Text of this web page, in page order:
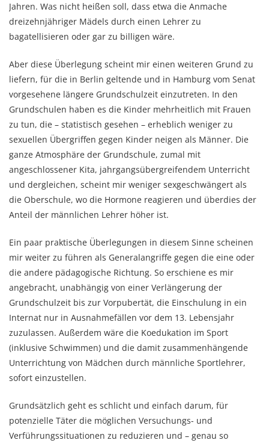
Jahren. Was nicht heißen soll, dass etwa die Anmache
dreizehnjähriger Mädels durch einen Lehrer zu
bagatellisieren oder gar zu billigen wäre.
Aber diese Überlegung scheint mir einen weiteren Grund zu
liefern, für die in Berlin geltende und in Hamburg vom Senat
vorgesehene längere Grundschulzeit einzutreten. In den
Grundschulen haben es die Kinder mehrheitlich mit Frauen
zu tun, die – statistisch gesehen – erheblich weniger zu
sexuellen Übergriffen gegen Kinder neigen als Männer. Die
ganze Atmosphäre der Grundschule, zumal mit
angeschlossener Kita, jahrgangsübergreifendem Unterricht
und dergleichen, scheint mir weniger sexgeschwängert als
die Oberschule, wo die Hormone reagieren und überdies der
Anteil der männlichen Lehrer höher ist.
Ein paar praktische Überlegungen in diesem Sinne scheinen
mir weiter zu führen als Generalangriffe gegen die eine oder
die andere pädagogische Richtung. So erschiene es mir
angebracht, unabhängig von einer Verlängerung der
Grundschulzeit bis zur Vorpubertät, die Einschulung in ein
Internat nur in Ausnahmefällen vor dem 13. Lebensjahr
zuzulassen. Außerdem wäre die Koedukation im Sport
(inklusive Schwimmen) und die damit zusammenhängende
Unterrichtung von Mädchen durch männliche Sportlehrer,
sofort einzustellen.
Grundsätzlich geht es schlicht und einfach darum, für
potenzielle Täter die möglichen Versuchungs- und
Verführungssituationen zu reduzieren und – genau so